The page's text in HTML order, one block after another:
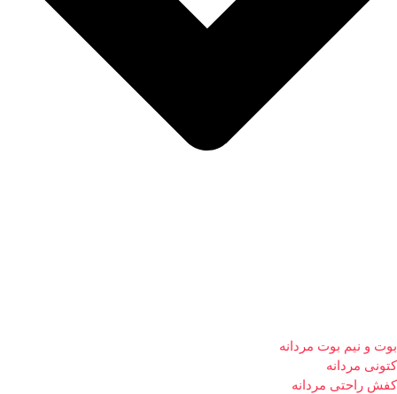
بوت و نیم بوت مردانه
کتونی مردانه
کفش راحتی مردانه